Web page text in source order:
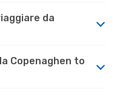
da
Copenaghen to